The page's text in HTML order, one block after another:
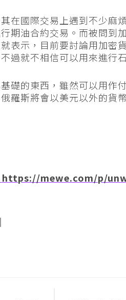
在國際交易上遇到不少麻
期油合約交易。而被問到
表示，目前要討論用加密
過就不相信可以用來進行
礎的東西，雖然可以用作
羅斯將會以美元以外的貨
https://mewe.com/p/